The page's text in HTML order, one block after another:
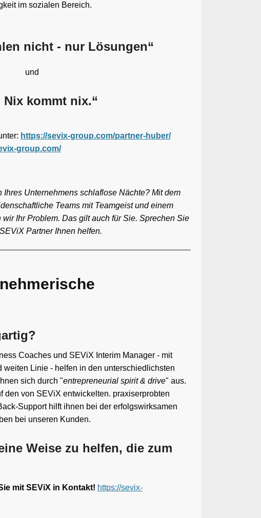
im sozialen Bereich.
nicht - nur Lösungen“
und
Nix kommt nix.“
https://sevix-group.com/partner-huber/
group.com/
Unternehmens schlaflose Nächte? Mit dem
Teams mit Teamgeist und einem
Ihr Problem. Das gilt auch für Sie. Sprechen Sie
Partner Ihnen helfen.
Coaches und SEViX Interim Manager - mit
weiten Linie - helfen in den unterschiedlichsten
sich durch "entrepreneurial spirit & drive" aus.
den von SEViX entwickelten. praxiserprobten
Support hilft ihnen bei der erfolgswirksamen
bei unseren Kunden.
Weise zu helfen, die zum
mit SEViX in Kontakt! https://sevix-